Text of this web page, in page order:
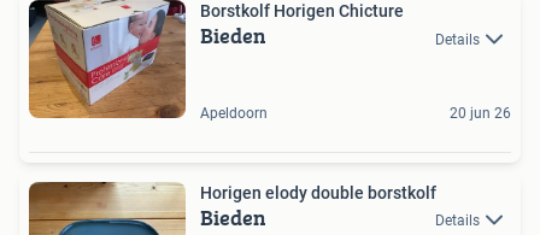
Borstkolf Horigen Chicture
Bieden Details
Apeldoorn 20 jun 26
Horigen elody double borstkolf
Bieden Details